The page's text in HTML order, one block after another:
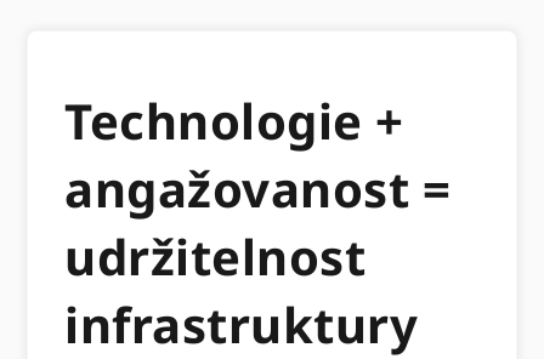
Technologie +
angažovanost =
udržitelnost
infrastruktury